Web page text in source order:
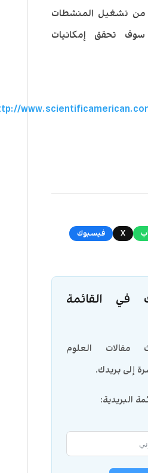
من تشغيل المنشطات
سوف تحقق إمكانيات
X
فيسبوك
في القائمة
العلوم
إلى بريدك.
البريدية: